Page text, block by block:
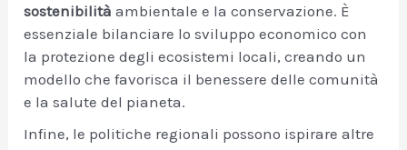
sostenibilità ambientale e la conservazione. È
essenziale bilanciare lo sviluppo economico con
la protezione degli ecosistemi locali, creando un
modello che favorisca il benessere delle comunità
e la salute del pianeta.
Infine, le politiche regionali possono ispirare altre